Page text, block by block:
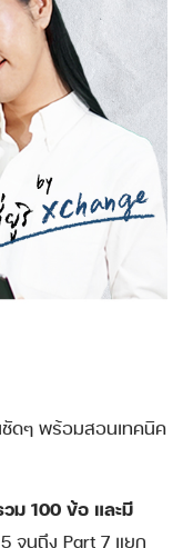
ชัดๆ พร้อมสอนเทคนิค
ม 100 ข้อ และมี
จนถึง Part 7 แยก